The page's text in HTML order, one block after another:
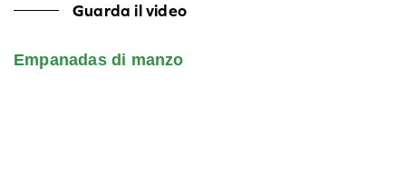
Guarda il video
Empanadas di manzo